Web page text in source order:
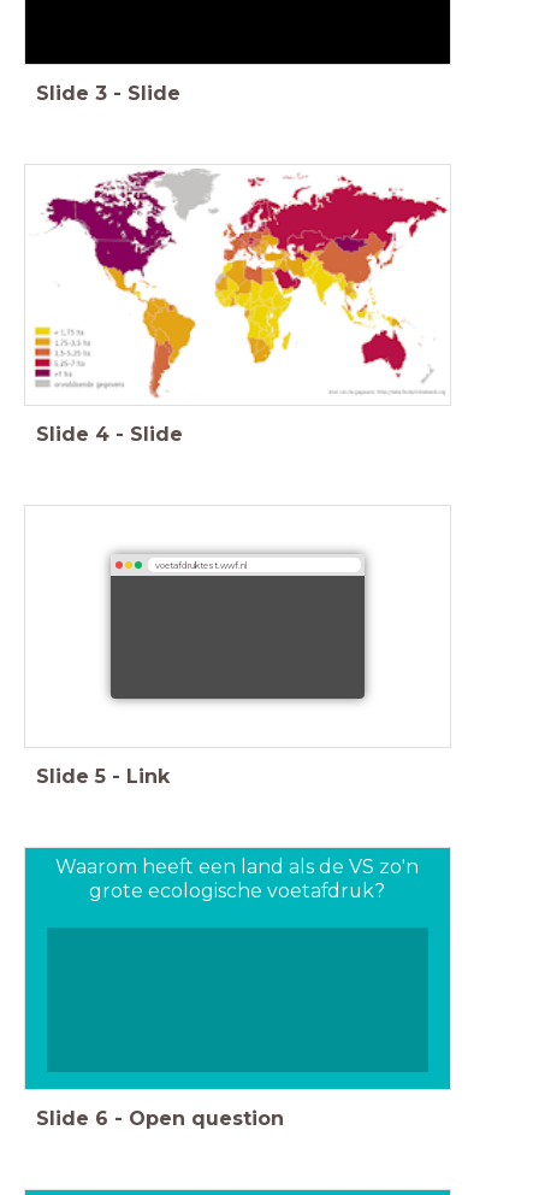
Slide 3 - Slide
Slide 4 - Slide
voetafdruktest.wwf.nl
Slide 5 - Link
Waarom heeft een land als de VS zo'n
grote ecologische voetafdruk?
Slide 6 - Open question